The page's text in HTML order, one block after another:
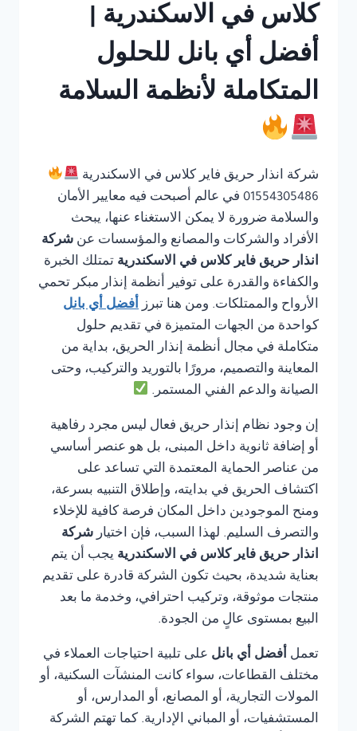
كلاس في الاسكندرية |
أفضل أي بانل للحلول
المتكاملة لأنظمة السلامة
شركة انذار حريق فاير كلاس في الاسكندرية
01554305486 في عالم أصبحت فيه معايير الأمان
والسلامة ضرورة لا يمكن الاستغناء عنها، يبحث
الأفراد والشركات والمصانع والمؤسسات عن شركة
انذار حريق فاير كلاس في الاسكندرية تمتلك الخبرة
والكفاءة والقدرة على توفير أنظمة إنذار مبكر تحمي
الأرواح والممتلكات. ومن هنا تبرز أفضل أي بانل
كواحدة من الجهات المتميزة في تقديم حلول
متكاملة في مجال أنظمة إنذار الحريق، بداية من
المعاينة والتصميم، مرورًا بالتوريد والتركيب، وحتى
الصيانة والدعم الفني المستمر.
إن وجود نظام إنذار حريق فعال ليس مجرد رفاهية
أو إضافة ثانوية داخل المبنى، بل هو عنصر أساسي
من عناصر الحماية المعتمدة التي تساعد على
اكتشاف الحريق في بدايته، وإطلاق التنبيه بسرعة،
ومنح الموجودين داخل المكان فرصة كافية للإخلاء
والتصرف السليم. لهذا السبب، فإن اختيار شركة
انذار حريق فاير كلاس في الاسكندرية يجب أن يتم
بعناية شديدة، بحيث تكون الشركة قادرة على تقديم
منتجات موثوقة، وتركيب احترافي، وخدمة ما بعد
البيع بمستوى عالٍ من الجودة.
تعمل أفضل أي بانل على تلبية احتياجات العملاء في
مختلف القطاعات، سواء كانت المنشآت السكنية، أو
المولات التجارية، أو المصانع، أو المدارس، أو
المستشفيات، أو المباني الإدارية. كما تهتم الشركة